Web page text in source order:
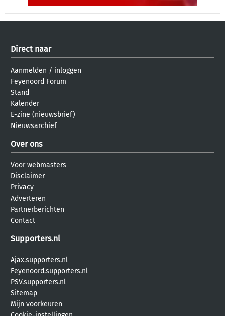
Direct naar
Aanmelden / inloggen
Feyenoord Forum
Stand
Kalender
E-zine (nieuwsbrief)
Nieuwsarchief
Over ons
Voor webmasters
Disclaimer
Privacy
Adverteren
Partnerberichten
Contact
Supporters.nl
Ajax.supporters.nl
Feyenoord.supporters.nl
PSV.supporters.nl
Sitemap
Mijn voorkeuren